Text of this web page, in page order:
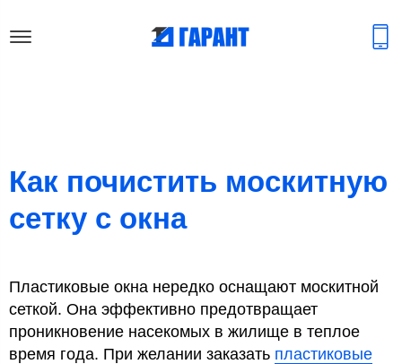
Как почистить москитную
сетку с окна
Пластиковые окна нередко оснащают москитной
сеткой. Она эффективно предотвращает
проникновение насекомых в жилище в теплое
время года. При желании заказать пластиковые